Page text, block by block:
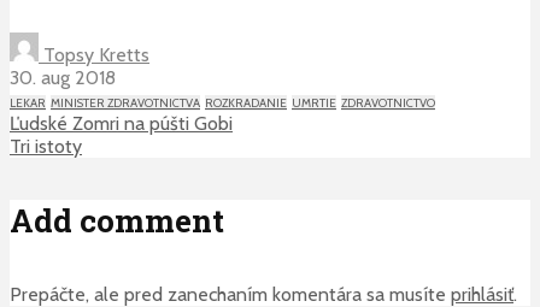
Topsy Kretts
30. aug 2018
LEKAR MINISTER ZDRAVOTNICTVA ROZKRADANIE UMRTIE ZDRAVOTNICTVO
Ľudské Zomri na púšti Gobi
Tri istoty
Add comment
Prepáčte, ale pred zanechaním komentára sa musíte prihlásiť.